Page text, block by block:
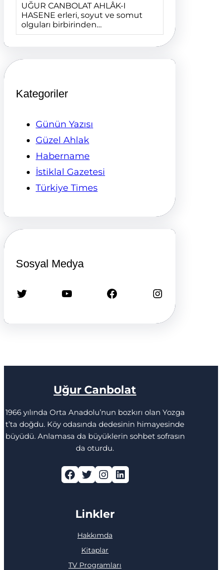
UĞUR CANBOLAT AHLÂK-I
HASENE erleri, soyut ve somut
olguları birbirinden…
Kategoriler
Günün Yazısı
Güzel Ahlak
Habername
İstiklal Gazetesi
Türkiye Times
Sosyal Medya
Twitter YouTube Facebook Instagram
Uğur Canbolat
1966 yılında Orta Anadolu’nun bozkırı olan Yozga
t’ta doğdu. Köy odasında dedesinin himayesinde
büyüdü. Anlamasa da büyüklerin sohbet sofrasın
da oturdu.
Facebook Twitter Instagram LinkedIn
Linkler
Hakkımda
Kitaplar
TV Programları